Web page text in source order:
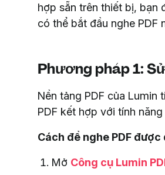
hợp sẵn trên thiết bị, bạn
có thể bắt đầu nghe PDF
Phương pháp 1:
Nền tảng PDF của
PDF kết hợp với tính
Cách để nghe PDF
Mở Công cụ Lumin